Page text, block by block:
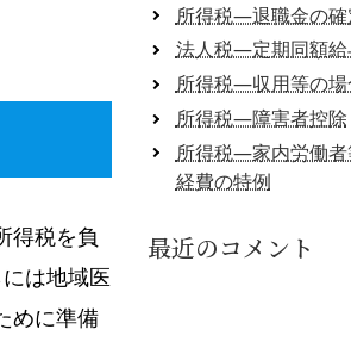
得税を負
は地域医
めに準備
所得税―退職金の確
法人税―定期同額給
所得税―収用等の場
所得税―障害者控除
所得税―家内労働者
経費の特例
最近のコメント